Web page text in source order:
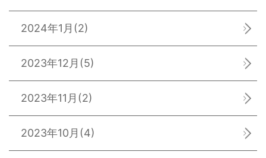
2024年1月 (2)
2023年12月 (5)
2023年11月 (2)
2023年10月 (4)